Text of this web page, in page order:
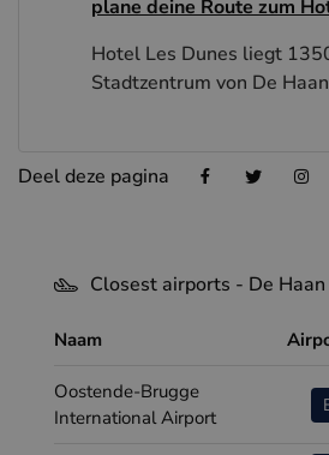
plane deine Route zum
Hotel Les Dunes liegt
Stadtzentrum von De
Deel deze pagina
Closest airports - De Haan
Naam
Oostende-Brugge
International Airport